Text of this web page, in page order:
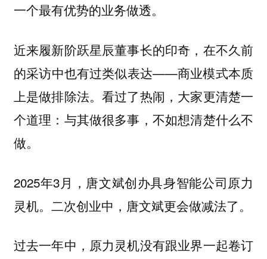
一个最有优势的业务做透。
近来履新阶跃星辰董事长的印奇，在不久前
的采访中也有过类似表达——商业模式本质
上是做排除法。看过了热闹，大家更清楚一
个道理：与其做很多事，不如想清楚什么不
做。
2025年3月，唐文斌创办具身智能公司原力
灵机。二次创业中，唐文斌更会做减法了。
过去一年中，原力灵机没有跟业界一起卷订